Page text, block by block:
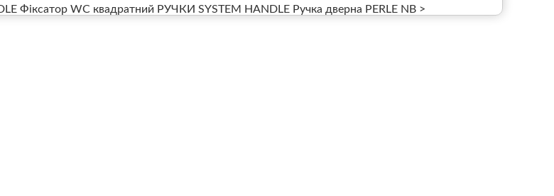
Фіксатор WC квадратний РУЧКИ SYSTEM HANDLE Ручка дверна PERLE NB >